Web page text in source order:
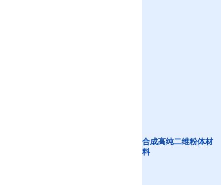
合成高纯二维粉体材
料